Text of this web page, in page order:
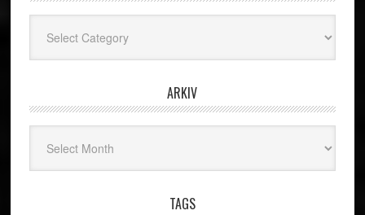
ARKIV
TAGS